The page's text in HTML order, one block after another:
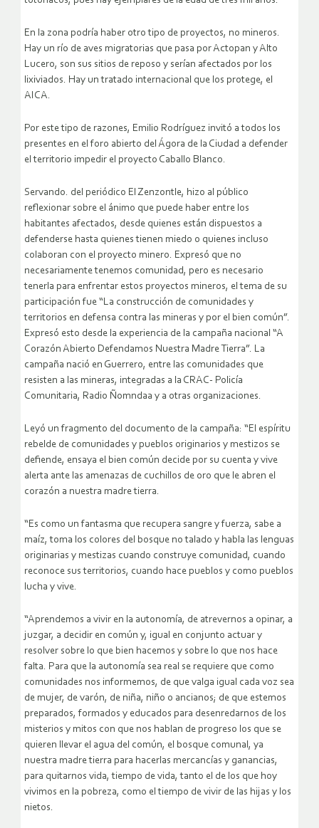
En la zona podría haber otro tipo de proyectos, no mineros.
Hay un río de aves migratorias que pasa por Actopan y Alto
Lucero, son sus sitios de reposo y serían afectados por los
lixiviados. Hay un tratado internacional que los protege, el
AICA.
Por este tipo de razones, Emilio Rodríguez invitó a todos los
presentes en el foro abierto del Ágora de la Ciudad a defender
el territorio impedir el proyecto Caballo Blanco.
Servando. del periódico El Zenzontle, hizo al público
reflexionar sobre el ánimo que puede haber entre los
habitantes afectados, desde quienes están dispuestos a
defenderse hasta quienes tienen miedo o quienes incluso
colaboran con el proyecto minero. Expresó que no
necesariamente tenemos comunidad, pero es necesario
tenerla para enfrentar estos proyectos mineros, el tema de su
participación fue “La construcción de comunidades y
territorios en defensa contra las mineras y por el bien común”.
Expresó esto desde la experiencia de la campaña nacional “A
Corazón Abierto Defendamos Nuestra Madre Tierra”. La
campaña nació en Guerrero, entre las comunidades que
resisten a las mineras, integradas a la CRAC- Policía
Comunitaria, Radio Ñomndaa y a otras organizaciones.
Leyó un fragmento del documento de la campaña: “El espíritu
rebelde de comunidades y pueblos originarios y mestizos se
defiende, ensaya el bien común decide por su cuenta y vive
alerta ante las amenazas de cuchillos de oro que le abren el
corazón a nuestra madre tierra.
“Es como un fantasma que recupera sangre y fuerza, sabe a
maíz, toma los colores del bosque no talado y habla las lenguas
originarias y mestizas cuando construye comunidad, cuando
reconoce sus territorios, cuando hace pueblos y como pueblos
lucha y vive.
“Aprendemos a vivir en la autonomía, de atrevernos a opinar, a
juzgar, a decidir en común y, igual en conjunto actuar y
resolver sobre lo que bien hacemos y sobre lo que nos hace
falta. Para que la autonomía sea real se requiere que como
comunidades nos informemos, de que valga igual cada voz sea
de mujer, de varón, de niña, niño o ancianos; de que estemos
preparados, formados y educados para desenredarnos de los
misterios y mitos con que nos hablan de progreso los que se
quieren llevar el agua del común, el bosque comunal, ya
nuestra madre tierra para hacerlas mercancías y ganancias,
para quitarnos vida, tiempo de vida, tanto el de los que hoy
vivimos en la pobreza, como el tiempo de vivir de las hijas y los
nietos.